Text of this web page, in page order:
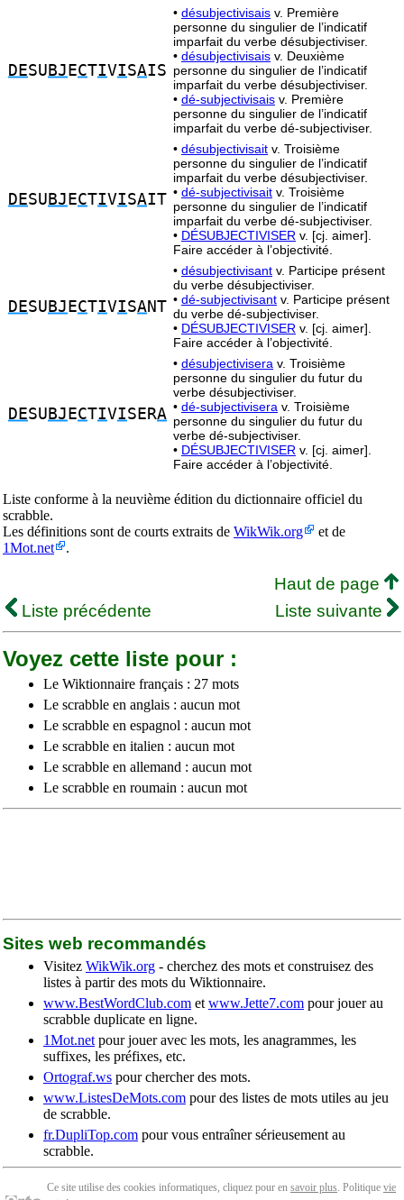
DESU BJ ECTIVISAIS
• désubjectivisais v. Première
personne du singulier de l’indicatif
imparfait du verbe désubjectiviser.
• désubjectivisais v. Deuxième
personne du singulier de l’indicatif
imparfait du verbe désubjectiviser.
• dé-subjectivisais v. Première
personne du singulier de l’indicatif
imparfait du verbe dé-subjectiviser.
DESU BJ ECTIVISAIT
• désubjectivisait v. Troisième
personne du singulier de l’indicatif
imparfait du verbe désubjectiviser.
• dé-subjectivisait v. Troisième
personne du singulier de l’indicatif
imparfait du verbe dé-subjectiviser.
• DÉSUBJECTIVISER v. [cj. aimer].
Faire accéder à l’objectivité.
DESU BJ ECTIVISANT
• désubjectivisant v. Participe présent
du verbe désubjectiviser.
• dé-subjectivisant v. Participe présent
du verbe dé-subjectiviser.
• DÉSUBJECTIVISER v. [cj. aimer].
Faire accéder à l’objectivité.
DESU BJ ECTIVISERA
• désubjectivisera v. Troisième
personne du singulier du futur du
verbe désubjectiviser.
• dé-subjectivisera v. Troisième
personne du singulier du futur du
verbe dé-subjectiviser.
• DÉSUBJECTIVISER v. [cj. aimer].
Faire accéder à l’objectivité.
Liste conforme à la neuvième édition du dictionnaire officiel du
scrabble.
Les définitions sont de courts extraits de WikWik.org
et de
1Mot.net
.
Haut de page
Liste précédente
Liste suivante
Voyez cette liste pour :
Le Wiktionnaire français : 27 mots
Le scrabble en anglais : aucun mot
Le scrabble en espagnol : aucun mot
Le scrabble en italien : aucun mot
Le scrabble en allemand : aucun mot
Le scrabble en roumain : aucun mot
Sites web recommandés
Visitez WikWik.org - cherchez des mots et construisez des
listes à partir des mots du Wiktionnaire.
www.BestWordClub.com et www.Jette7.com pour jouer au
scrabble duplicate en ligne.
1Mot.net pour jouer avec les mots, les anagrammes, les
suffixes, les préfixes, etc.
Ortograf.ws pour chercher des mots.
www.ListesDeMots.com pour des listes de mots utiles au jeu
de scrabble.
fr.DupliTop.com pour vous entraîner sérieusement au
scrabble.
Ce site utilise des cookies informatiques, cliquez pour en savoir plus. Politique vie